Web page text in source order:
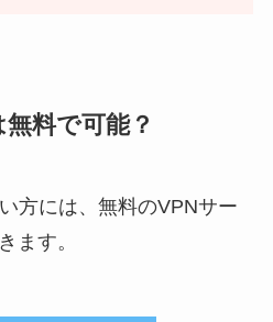
料で可能？
方には、無料のVPNサー
ます。